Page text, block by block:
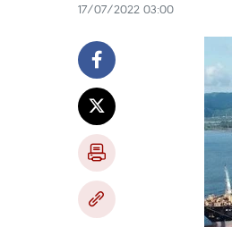
17/07/2022 03:00